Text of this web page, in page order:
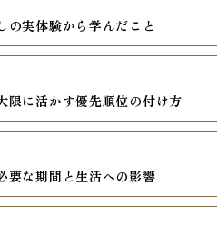
の実体験から学んだこと
限に活かす優先順位の付け方
要な期間と生活への影響